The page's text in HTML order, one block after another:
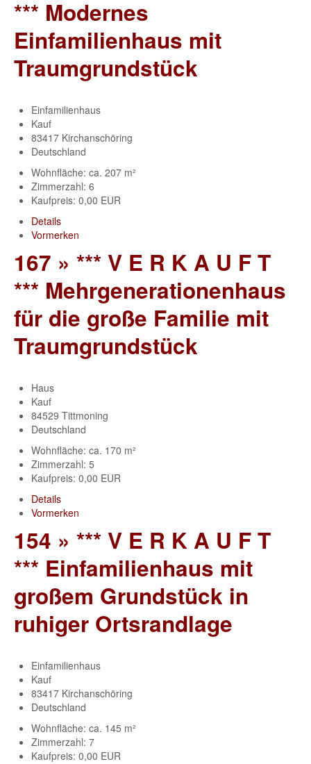
*** Modernes
Einfamilienhaus mit
Traumgrundstück
Einfamilienhaus
Kauf
83417 Kirchanschöring
Deutschland
Wohnfläche: ca. 207 m²
Zimmerzahl: 6
Kaufpreis: 0,00 EUR
Details
Vormerken
167 » *** V E R K A U F T
*** Mehrgenerationenhaus
für die große Familie mit
Traumgrundstück
Haus
Kauf
84529 Tittmoning
Deutschland
Wohnfläche: ca. 170 m²
Zimmerzahl: 5
Kaufpreis: 0,00 EUR
Details
Vormerken
154 » *** V E R K A U F T
*** Einfamilienhaus mit
großem Grundstück in
ruhiger Ortsrandlage
Einfamilienhaus
Kauf
83417 Kirchanschöring
Deutschland
Wohnfläche: ca. 145 m²
Zimmerzahl: 7
Kaufpreis: 0,00 EUR